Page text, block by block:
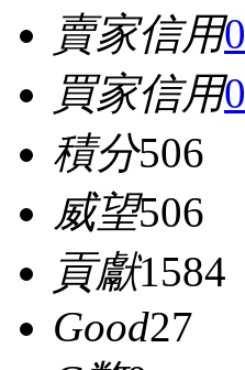
賣家信用0
買家信用0
積分506
威望506
貢獻1584
Good27